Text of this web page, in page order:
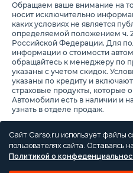
Обращаем ваше внимание на
носит исключительно
каких условиях не является
определяемой положением ч. 2
Российской Федерации. Для
информации о стоимости
обращайтесь к менеджеру по
указаны с учетом скидок.
указаны по кредиту и
страховые продукты, которые
Автомобили есть в наличии и
узнать в отделе продаж.
Предоставляя свои
настоящий веб-сайт, Вы
персональных данных и
Сайт Carso.ru использует файлы
пользователях сайта. Оставаясь
Политикой о